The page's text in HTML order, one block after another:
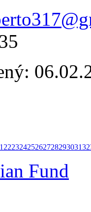
2223242526272829303132
Fund